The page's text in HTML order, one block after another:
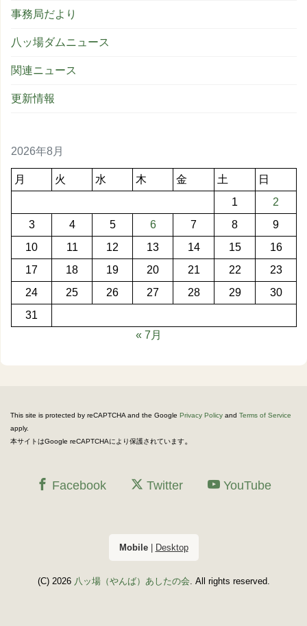
事務局だより
八ッ場ダムニュース
関連ニュース
更新情報
2026年8月
月 火 水 木 金 土
日
1
2
3
4 5 6 7 8
9
10
11 12 13 14 15
16
17
18 19 20 21 22
23
24
25 26 27 28 29
30
31
« 7月
This site is protected by reCAPTCHA and the Google Privacy Policy and Terms of Service
apply.
本サイトはGoogle reCAPTCHAにより保護されています。
Facebook Twitter YouTube
Mobile| Desktop
(C) 2026 八ッ場（やんば）あしたの会. All rights reserved.